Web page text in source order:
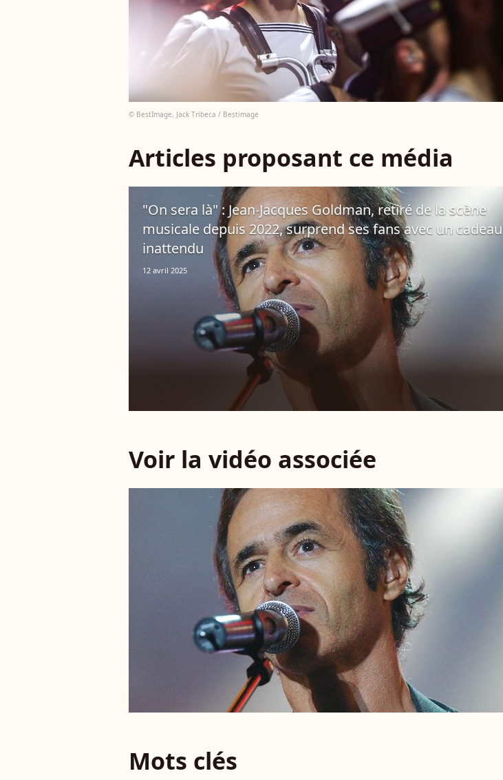
© BestImage, Jack Tribeca / Bestimage
Articles proposant ce média
"On sera là" : Jean-Jacques Goldman, retiré de la scène
musicale depuis 2022, surprend ses fans avec un cadeau
inattendu
12 avril 2025
Voir la vidéo associée
Mots clés